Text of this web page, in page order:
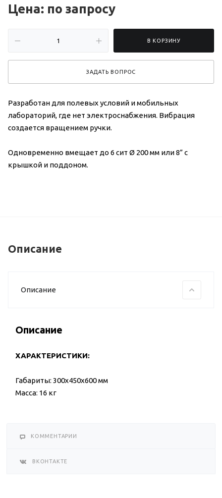
Цена: по запросу
В КОРЗИНУ
ЗАДАТЬ ВОПРОС
Разработан для полевых условий и мобильных
лабораторий, где нет электроснабжения. Вибрация
создается вращением ручки.
Одновременно вмещает до 6 сит Ø 200 мм или 8” с
крышкой и поддоном.
Описание
Описание
Описание
ХАРАКТЕРИСТИКИ:
Габариты: 300x450x600 мм
Масса: 16 кг
КОММЕНТАРИИ
ВКОНТАКТЕ